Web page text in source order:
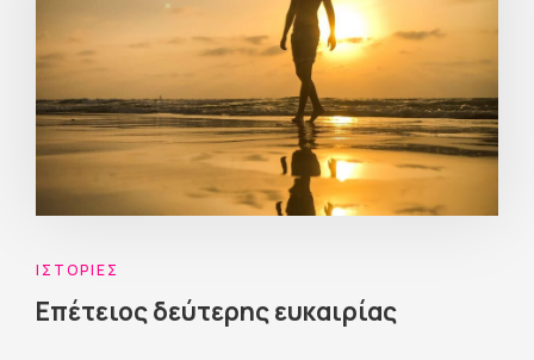
ΙΣΤΟΡΊΕΣ
Επέτειος δεύτερης ευκαιρίας